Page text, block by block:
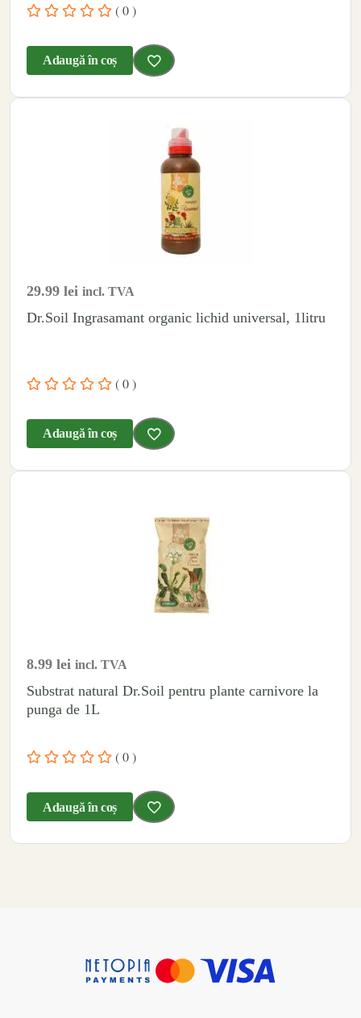
( 0 )
Adaugă în coș
29.99 lei incl. TVA
Dr.Soil Ingrasamant organic lichid universal, 1litru
( 0 )
Adaugă în coș
8.99 lei incl. TVA
Substrat natural Dr.Soil pentru plante carnivore la
punga de 1L
( 0 )
Adaugă în coș